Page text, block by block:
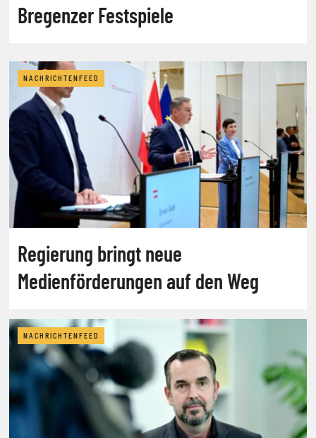
Bregenzer Festspiele
NACHRICHTENFEED
Regierung bringt neue
Medienförderungen auf den Weg
NACHRICHTENFEED